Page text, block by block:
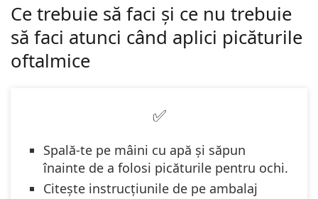
Ce trebuie să faci și ce nu trebuie
să faci atunci când aplici picăturile
oftalmice
✅
Spală-te pe mâini cu apă și săpun
înainte de a folosi picăturile pentru ochi.
Citește instrucțiunile de pe ambalaj